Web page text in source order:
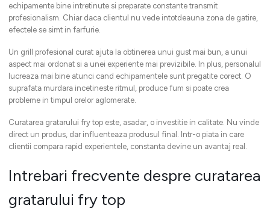
echipamente bine intretinute si preparate constante transmit
profesionalism. Chiar daca clientul nu vede intotdeauna zona de gatire,
efectele se simt in farfurie.
Un grill profesional curat ajuta la obtinerea unui gust mai bun, a unui
aspect mai ordonat si a unei experiente mai previzibile. In plus, personalul
lucreaza mai bine atunci cand echipamentele sunt pregatite corect. O
suprafata murdara incetineste ritmul, produce fum si poate crea
probleme in timpul orelor aglomerate.
Curatarea gratarului fry top este, asadar, o investitie in calitate. Nu vinde
direct un produs, dar influenteaza produsul final. Intr-o piata in care
clientii compara rapid experientele, constanta devine un avantaj real.
Intrebari frecvente despre curatarea
gratarului fry top